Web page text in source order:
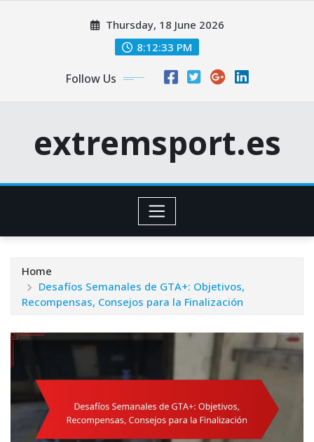
Thursday, 18 June 2026
8:12:34 PM
Follow Us
extremsport.es
Home
Desafíos Semanales de GTA+: Objetivos,
Recompensas, Consejos para la Finalización